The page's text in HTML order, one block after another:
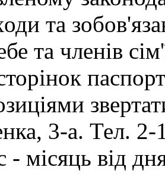
та
та членів
3-а. Тел. 2-
- місяць від